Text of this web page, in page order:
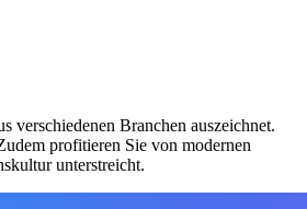
Branchen auszeichnet.
profitieren Sie von modernen
unterstreicht.